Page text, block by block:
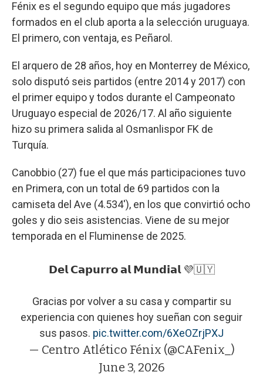
Fénix es el segundo equipo que más jugadores
formados en el club aporta a la selección uruguaya.
El primero, con ventaja, es Peñarol.
El arquero de 28 años, hoy en Monterrey de México,
solo disputó seis partidos (entre 2014 y 2017) con
el primer equipo y todos durante el Campeonato
Uruguayo especial de 2026/17. Al año siguiente
hizo su primera salida al Osmanlispor FK de
Turquía.
Canobbio (27) fue el que más participaciones tuvo
en Primera, con un total de 69 partidos con la
camiseta del Ave (4.534'), en los que convirtió ocho
goles y dio seis asistencias. Viene de su mejor
temporada en el Fluminense de 2025.
𝗗𝗲𝗹 𝗖𝗮𝗽𝘂𝗿𝗿𝗼 𝗮𝗹 𝗠𝘂𝗻𝗱𝗶𝗮𝗹 💜🇺🇾
Gracias por volver a su casa y compartir su
experiencia con quienes hoy sueñan con seguir
sus pasos. pic.twitter.com/6XeOZrjPXJ
— Centro Atlético Fénix (@CAFenix_)
June 3, 2026